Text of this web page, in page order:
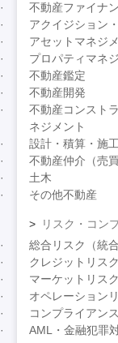
不動産ファイナ
アクイジション
アセットマネジ
プロパティマネ
不動産鑑定
不動産開発
不動産コンスト
ネジメント
設計・積算・施
不動産仲介（売
土木
その他不動産
リスク・コン
総合リスク（統
クレジットリスク
マーケットリスク
オペレーション
コンプライアン
AML・金融犯罪